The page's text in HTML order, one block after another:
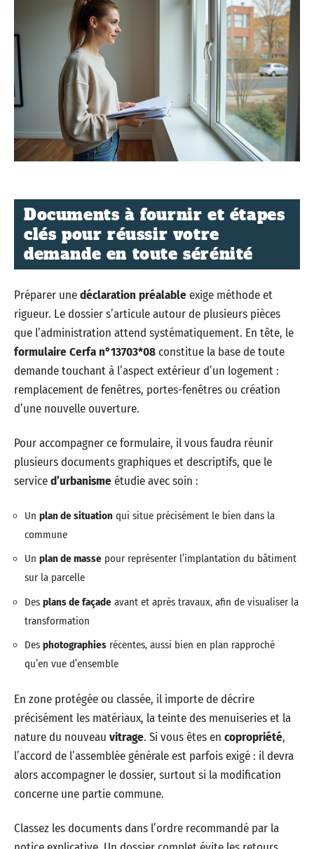
Documents à fournir et étapes
clés pour réussir votre
demande en toute sérénité
Préparer unedéclaration préalableexige méthode et
rigueur. Le dossier s’articule autour de plusieurs pièces
que l’administration attend systématiquement. En tête, le
formulaire Cerfa n°13703*08constitue la base de toute
demande touchant à l’aspect extérieur d’un logement :
remplacement de fenêtres, portes-fenêtres ou création
d’une nouvelle ouverture.
Pour accompagner ce formulaire, il vous faudra réunir
plusieurs documents graphiques et descriptifs, que le
serviced’urbanismeétudie avec soin :
Un plan de situation qui situe précisément le bien dans la
commune
Un plan de masse pour représenter l’implantation du bâtiment
sur la parcelle
Des plans de façade avant et après travaux, afin de visualiser la
transformation
Des photographies récentes, aussi bien en plan rapproché
qu’en vue d’ensemble
En zone protégée ou classée, il importe de décrire
précisément les matériaux, la teinte des menuiseries et la
nature du nouveau vitrage. Si vous êtes en copropriété,
l’accord de l’assemblée générale est parfois exigé : il devra
alors accompagner le dossier, surtout si la modification
concerne une partie commune.
Classez les documents dans l’ordre recommandé par la